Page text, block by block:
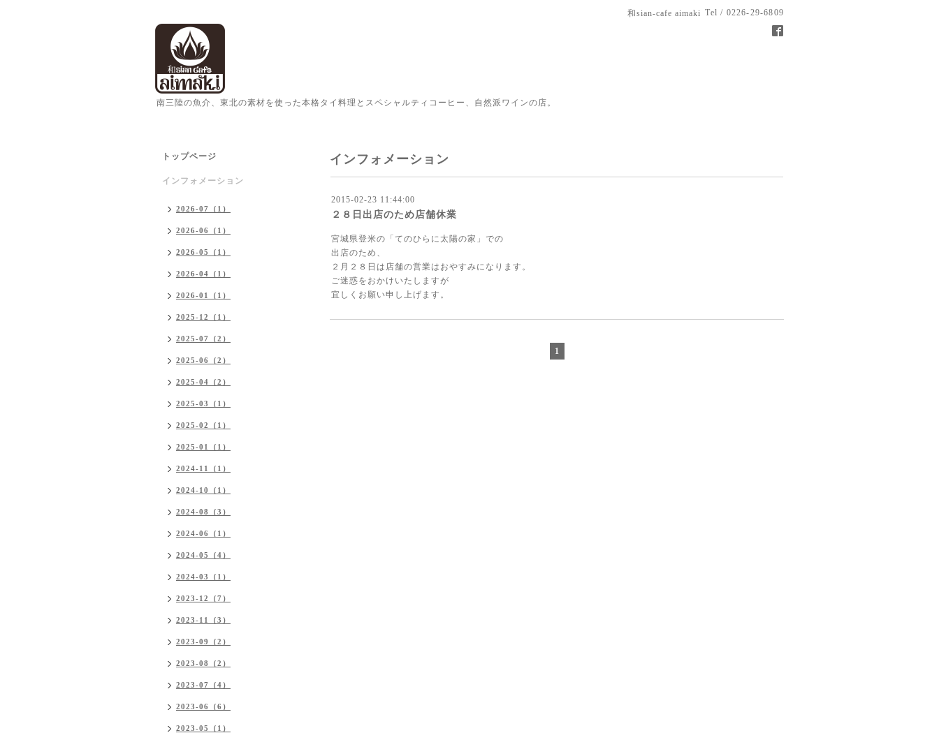
和sian-cafe aimaki Tel / 0226-29-6809
南三陸の魚介、東北の素材を使った本格タイ料理とスペシャルティコーヒー、自然派ワインの店。
インフォメーション
2015-02-23 11:44:00
２８日出店のため店舗休業
宮城県登米の「てのひらに太陽の家」での
出店のため、
２月２８日は店舗の営業はおやすみになります。
ご迷惑をおかけいたしますが
宜しくお願い申し上げます。
1
トップページ
インフォメーション
2026-07（1）
2026-06（1）
2026-05（1）
2026-04（1）
2026-01（1）
2025-12（1）
2025-07（2）
2025-06（2）
2025-04（2）
2025-03（1）
2025-02（1）
2025-01（1）
2024-11（1）
2024-10（1）
2024-08（3）
2024-06（1）
2024-05（4）
2024-03（1）
2023-12（7）
2023-11（3）
2023-09（2）
2023-08（2）
2023-07（4）
2023-06（6）
2023-05（1）